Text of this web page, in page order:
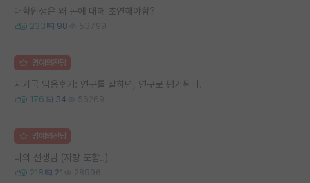
대학원생은 왜 돈에 대해 초연해야함?
233 98 53799
명예의전당
지거국 임용후기: 연구를 잘하면, 연구로 평가된다.
176 34 56269
명예의전당
나의 선생님 (자랑 포함..)
218 21 28996